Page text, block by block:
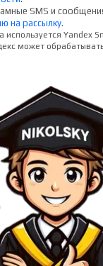
SMS и
на рассылку.
используется Yandex
может